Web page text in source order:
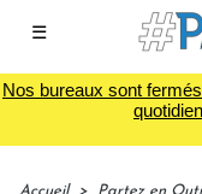
☰
Nos bureaux sont